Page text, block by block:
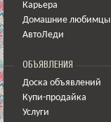
Карьера
Домашние любимцы
АвтоЛеди
ОБЪЯВЛЕНИЯ
Доска объявлений
Купи-продайка
Услуги